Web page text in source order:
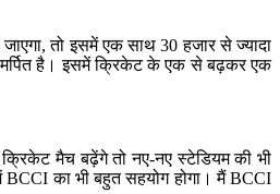
तो इसमें एक साथ 30 हजार से ज्यादा
है। इसमें क्रिकेट के एक से बढ़कर एक
मैच बढ़ेंगे तो नए-नए स्टेडियम की भी
BCCI का भी बहुत सहयोग होगा। मैं BCCI